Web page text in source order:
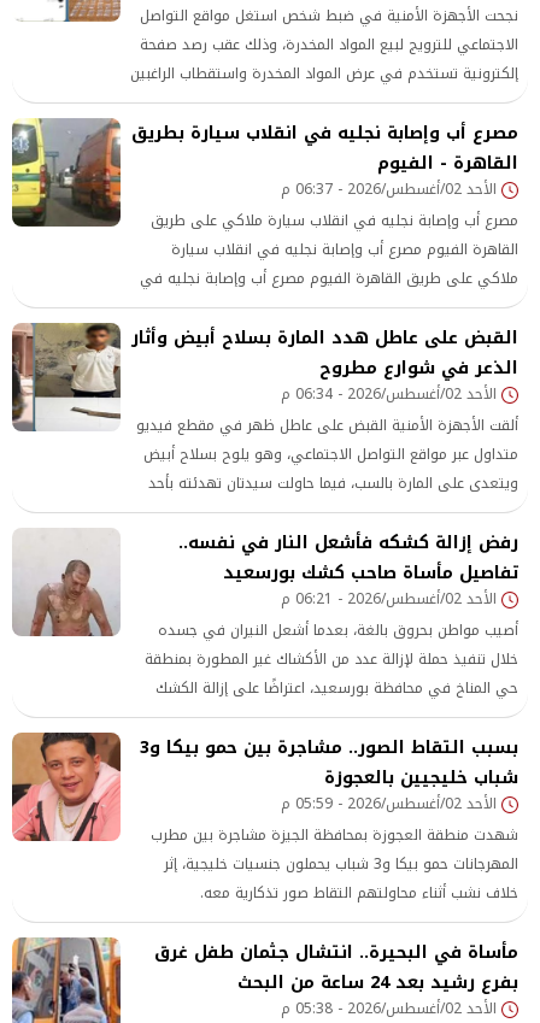
نجحت الأجهزة الأمنية في ضبط شخص استغل مواقع التواصل
الاجتماعي للترويج لبيع المواد المخدرة، وذلك عقب رصد صفحة
إلكترونية تستخدم في عرض المواد المخدرة واستقطاب الراغبين
في شرائها مقابل مبالغ مالية
مصرع أب وإصابة نجليه في انقلاب سيارة بطريق
القاهرة - الفيوم
الأحد 02/أغسطس/2026 - 06:37 م
مصرع أب وإصابة نجليه في انقلاب سيارة ملاكي على طريق
القاهرة الفيوم مصرع أب وإصابة نجليه في انقلاب سيارة
ملاكي على طريق القاهرة الفيوم مصرع أب وإصابة نجليه في
انقلاب سيارة ملاكي على طريق القاهرة الفيوم
القبض على عاطل هدد المارة بسلاح أبيض وأثار
الذعر في شوارع مطروح
الأحد 02/أغسطس/2026 - 06:34 م
ألقت الأجهزة الأمنية القبض على عاطل ظهر في مقطع فيديو
متداول عبر مواقع التواصل الاجتماعي، وهو يلوح بسلاح أبيض
ويتعدى على المارة بالسب، فيما حاولت سيدتان تهدئته بأحد
شوارع محافظة مطروح.
رفض إزالة كشكه فأشعل النار في نفسه..
تفاصيل مأساة صاحب كشك بورسعيد
الأحد 02/أغسطس/2026 - 06:21 م
أصيب مواطن بحروق بالغة، بعدما أشعل النيران في جسده
خلال تنفيذ حملة لإزالة عدد من الأكشاك غير المطورة بمنطقة
حي المناخ في محافظة بورسعيد، اعتراضًا على إزالة الكشك
الخاص به ضمن أعمال التطوير الجارية
بسبب التقاط الصور.. مشاجرة بين حمو بيكا و3
شباب خليجيين بالعجوزة
الأحد 02/أغسطس/2026 - 05:59 م
شهدت منطقة العجوزة بمحافظة الجيزة مشاجرة بين مطرب
المهرجانات حمو بيكا و3 شباب يحملون جنسيات خليجية، إثر
خلاف نشب أثناء محاولتهم التقاط صور تذكارية معه.
مأساة في البحيرة.. انتشال جثمان طفل غرق
بفرع رشيد بعد 24 ساعة من البحث
الأحد 02/أغسطس/2026 - 05:38 م